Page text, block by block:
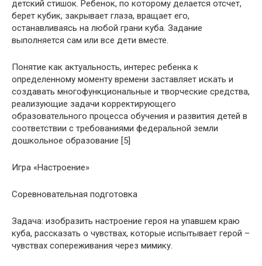
детский стишок. Ребенок, по которому делается отсчет,
берет кубик, закрывает глаза, вращает его,
останавливаясь на любой грани куба. Задание
выполняется сам или все дети вместе.
Понятие как актуальность, интерес ребенка к
определенному моменту времени заставляет искать и
создавать многофункциональные и творческие средства,
реализующие задачи корректирующего
образовательного процесса обучения и развития детей в
соответствии с требованиями федеральной земли
дошкольное образование [5]
Игра «Настроение»
Соревновательная подготовка
Задача: изобразить настроение героя на упавшем краю
куба, рассказать о чувствах, которые испытывает герой –
чувствах сопереживания через мимику.